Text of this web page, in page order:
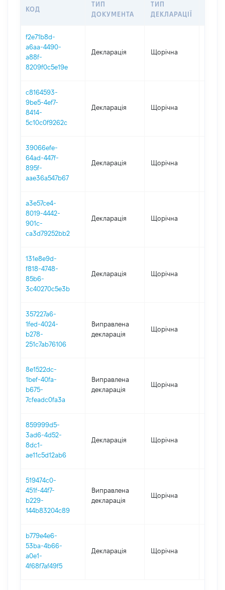
КОД
ТИП
ДОКУМЕНТА
ТИП
ДЕКЛАРАЦІЇ
f2e71b8d-
a6aa-4490-
a88f-
8209f0c5e19e
Декларація Щорічна
c8164593-
9be5-4ef7-
8414-
5c10c0f9262c
Декларація Щорічна
39066efe-
64ad-447f-
895f-
aae36a547b67
Декларація Щорічна
a3e57ce4-
8019-4442-
901c-
ca3d79252bb2
Декларація Щорічна
131e8e9d-
f818-4748-
85b6-
3c40270c5e3b
Декларація Щорічна
357227a6-
1fed-4024-
b278-
251c7ab76106
Виправлена
декларація
Щорічна
8e1522dc-
1bef-40fa-
b675-
7cfeadc0fa3a
Виправлена
декларація
Щорічна
859999d5-
3ad6-4d52-
8dc1-
ae11c5d12ab6
Декларація Щорічна
519474c0-
451f-44f7-
b229-
144b83204c89
Виправлена
декларація
Щорічна
b779e4e6-
53ba-4b66-
a0e1-
4f68f7af49f5
Декларація Щорічна